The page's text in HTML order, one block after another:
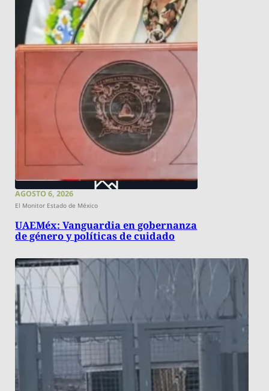
AGOSTO 6, 2026
El Monitor Estado de México
UAEMéx: Vanguardia en gobernanza
de género y políticas de cuidado